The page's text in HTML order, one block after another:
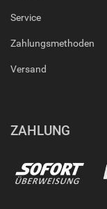
Service
Zahlungsmethoden
Versand
ZAHLUNG